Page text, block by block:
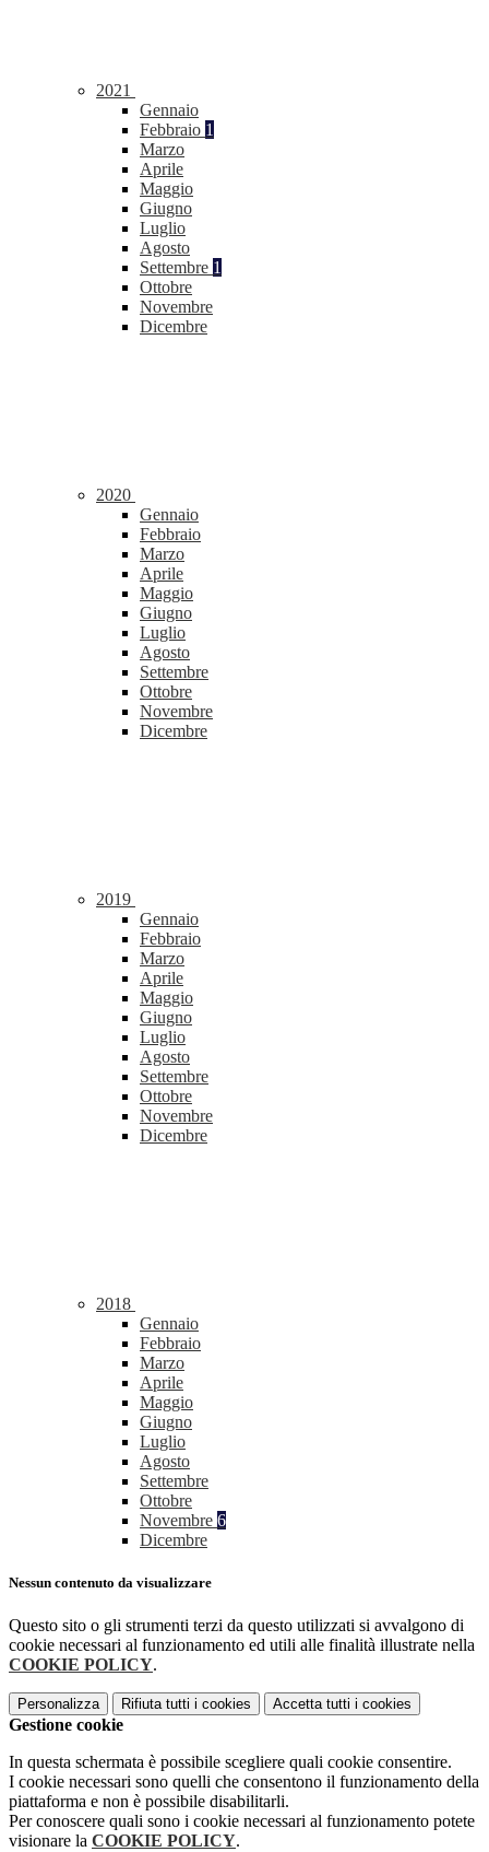
2021
Gennaio
Febbraio 1
Marzo
Aprile
Maggio
Giugno
Luglio
Agosto
Settembre 1
Ottobre
Novembre
Dicembre
2020
Gennaio
Febbraio
Marzo
Aprile
Maggio
Giugno
Luglio
Agosto
Settembre
Ottobre
Novembre
Dicembre
2019
Gennaio
Febbraio
Marzo
Aprile
Maggio
Giugno
Luglio
Agosto
Settembre
Ottobre
Novembre
Dicembre
2018
Gennaio
Febbraio
Marzo
Aprile
Maggio
Giugno
Luglio
Agosto
Settembre
Ottobre
Novembre 6
Dicembre
Nessun contenuto da visualizzare
Questo sito o gli strumenti terzi da questo utilizzati si avvalgono di
cookie necessari al funzionamento ed utili alle finalità illustrate nella
COOKIE POLICY.
Personalizza Rifiuta tutti i cookies Accetta tutti i cookies
Gestione cookie
In questa schermata è possibile scegliere quali cookie consentire.
I cookie necessari sono quelli che consentono il funzionamento della
piattaforma e non è possibile disabilitarli.
Per conoscere quali sono i cookie necessari al funzionamento potete
visionare la COOKIE POLICY.